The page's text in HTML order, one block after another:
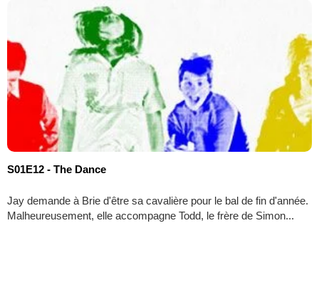
S01E12 - The Dance
Jay demande à Brie d'être sa cavalière pour le bal de fin d'année.
Malheureusement, elle accompagne Todd, le frère de Simon...